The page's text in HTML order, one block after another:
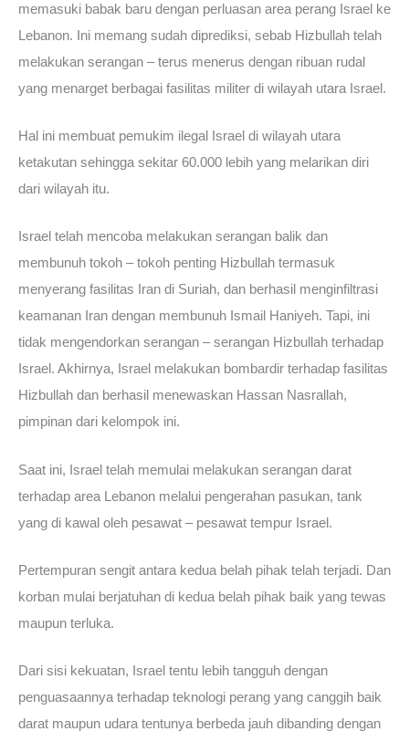
memasuki babak baru dengan perluasan area perang Israel ke
Lebanon. Ini memang sudah diprediksi, sebab Hizbullah telah
melakukan serangan – terus menerus dengan ribuan rudal
yang menarget berbagai fasilitas militer di wilayah utara Israel.
Hal ini membuat pemukim ilegal Israel di wilayah utara
ketakutan sehingga sekitar 60.000 lebih yang melarikan diri
dari wilayah itu.
Israel telah mencoba melakukan serangan balik dan
membunuh tokoh – tokoh penting Hizbullah termasuk
menyerang fasilitas Iran di Suriah, dan berhasil menginfiltrasi
keamanan Iran dengan membunuh Ismail Haniyeh. Tapi, ini
tidak mengendorkan serangan – serangan Hizbullah terhadap
Israel. Akhirnya, Israel melakukan bombardir terhadap fasilitas
Hizbullah dan berhasil menewaskan Hassan Nasrallah,
pimpinan dari kelompok ini.
Saat ini, Israel telah memulai melakukan serangan darat
terhadap area Lebanon melalui pengerahan pasukan, tank
yang di kawal oleh pesawat – pesawat tempur Israel.
Pertempuran sengit antara kedua belah pihak telah terjadi. Dan
korban mulai berjatuhan di kedua belah pihak baik yang tewas
maupun terluka.
Dari sisi kekuatan, Israel tentu lebih tangguh dengan
penguasaannya terhadap teknologi perang yang canggih baik
darat maupun udara tentunya berbeda jauh dibanding dengan